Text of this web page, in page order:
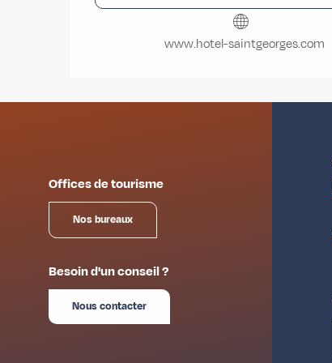
www.hotel-saintgeorges.com
Offices de tourisme
Nos bureaux
Besoin d'un conseil ?
Nous contacter